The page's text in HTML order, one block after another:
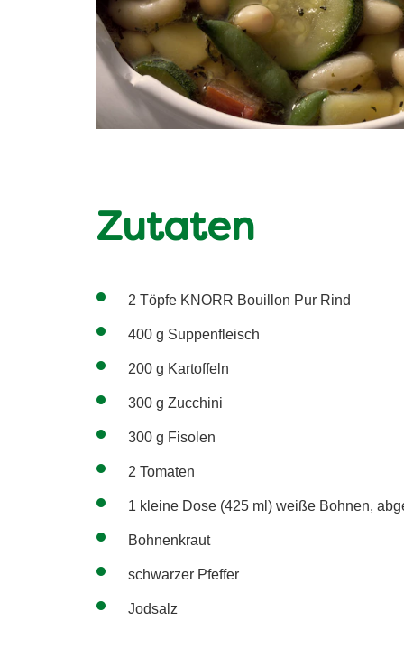
Zutaten
2 Töpfe KNORR Bouillon Pur Rind
400 g Suppenfleisch
200 g Kartoffeln
300 g Zucchini
300 g Fisolen
2 Tomaten
1 kleine Dose (425 ml) weiße Bohnen,
Bohnenkraut
schwarzer Pfeffer
Jodsalz